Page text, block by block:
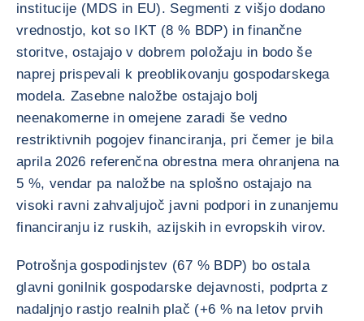
institucije (MDS in EU). Segmenti z višjo dodano
vrednostjo, kot so IKT (8 % BDP) in finančne
storitve, ostajajo v dobrem položaju in bodo še
naprej prispevali k preoblikovanju gospodarskega
modela. Zasebne naložbe ostajajo bolj
neenakomerne in omejene zaradi še vedno
restriktivnih pogojev financiranja, pri čemer je bila
aprila 2026 referenčna obrestna mera ohranjena na
5 %, vendar pa naložbe na splošno ostajajo na
visoki ravni zahvaljujoč javni podpori in zunanjemu
financiranju iz ruskih, azijskih in evropskih virov.
Potrošnja gospodinjstev (67 % BDP) bo ostala
glavni gonilnik gospodarske dejavnosti, podprta z
nadaljnjo rastjo realnih plač (+6 % na letov prvih